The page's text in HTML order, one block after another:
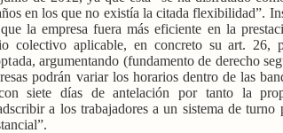
en los que no existía la citada flexibilidad”.
la empresa fuera más eficiente en la
colectivo aplicable, en concreto su art. 26,
argumentando (fundamento de derecho
podrán variar los horarios dentro de las
siete días de antelación por tanto la
a los trabajadores a un sistema de turno